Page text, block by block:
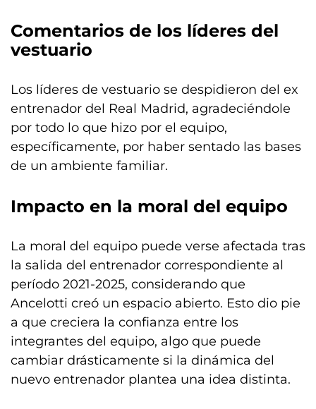
Comentarios de los líderes del
vestuario
Los líderes de vestuario se despidieron del ex
entrenador del Real Madrid, agradeciéndole
por todo lo que hizo por el equipo,
específicamente, por haber sentado las bases
de un ambiente familiar.
Impacto en la moral del equipo
La moral del equipo puede verse afectada tras
la salida del entrenador correspondiente al
período 2021-2025, considerando que
Ancelotti creó un espacio abierto. Esto dio pie
a que creciera la confianza entre los
integrantes del equipo, algo que puede
cambiar drásticamente si la dinámica del
nuevo entrenador plantea una idea distinta.